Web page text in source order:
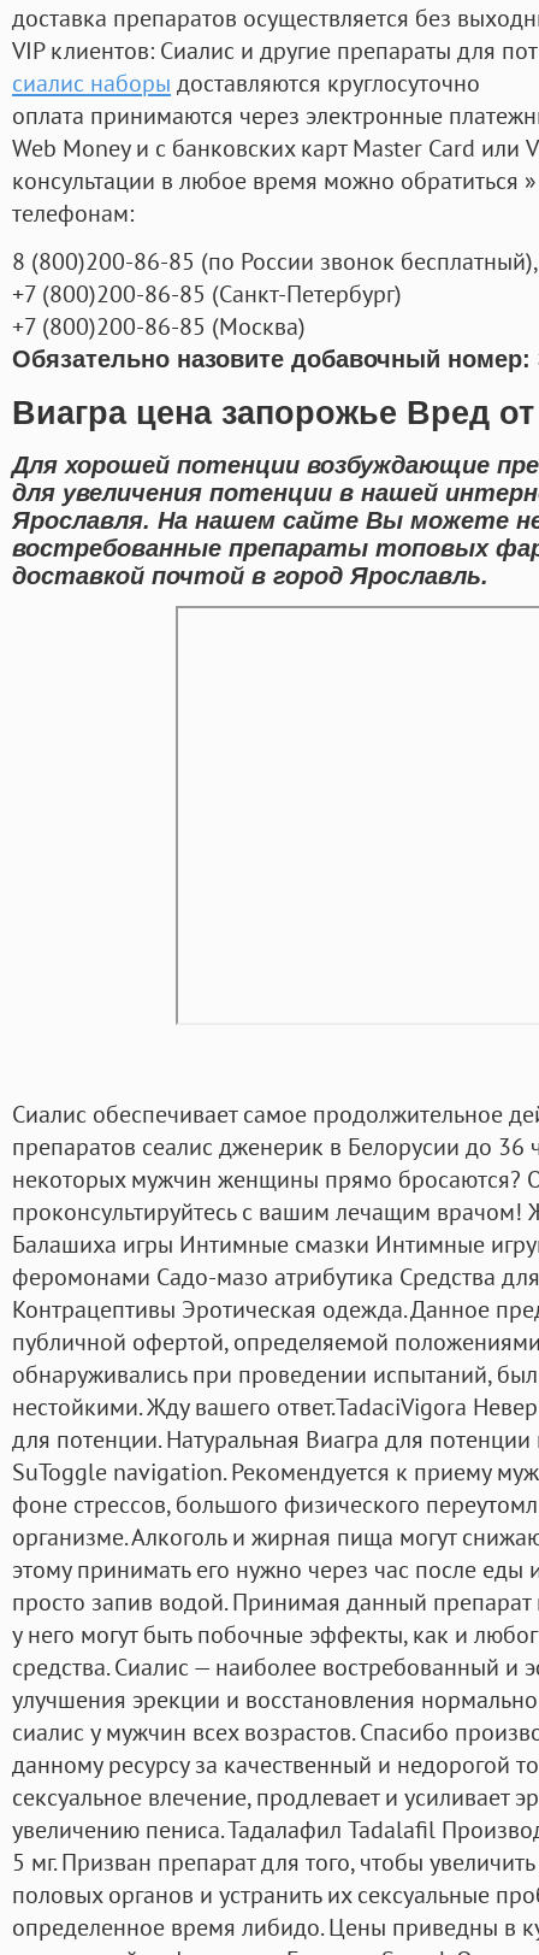
доставка препаратов осуществляется без
VIP клиентов: Сиалис и другие препараты для
сиалис наборы доставляются круглосуточно
оплата принимаются через электронные
Web Money и с банковских карт Master Card или
консультации в любое время можно обратиться
телефонам:
8 (800)200-86-85 (по России звонок бесплатный),
+7 (800)200-86-85 (Санкт-Петербург)
+7 (800)200-86-85 (Москва)
Обязательно назовите добавочный номер:
Виагра цена запорожье Вред
Для хорошей потенции возбуждающие
для увеличения потенции в нашей
Ярославля. На нашем сайте Вы можете
востребованные препараты топовых
доставкой почтой в город Ярославль.
Сиалис обеспечивает самое продолжительное
препаратов сеалис дженерик в Белорусии до 36
некоторых мужчин женщины прямо бросаются?
проконсультируйтесь с вашим лечащим врачом!
Балашиха игры Интимные смазки Интимные
феромонами Садо-мазо атрибутика Средства
Контрацептивы Эротическая одежда. Данное
публичной офертой, определяемой
обнаруживались при проведении испытаний,
нестойкими. Жду вашего ответ.TadaciVigora
для потенции. Натуральная Виагра для
SuToggle navigation. Рекомендуется к приему
фоне стрессов, большого физического
организме. Алкоголь и жирная пища могут
этому принимать его нужно через час после
просто запив водой. Принимая данный препарат
у него могут быть побочные эффекты, как и
средства. Сиалис — наиболее востребованный и
улучшения эрекции и восстановления
сиалис у мужчин всех возрастов. Спасибо
данному ресурсу за качественный и недорогой
сексуальное влечение, продлевает и усиливает
увеличению пениса. Тадалафил Tadalafil
5 мг. Призван препарат для того, чтобы
половых органов и устранить их сексуальные
определенное время либидо. Цены приведны в